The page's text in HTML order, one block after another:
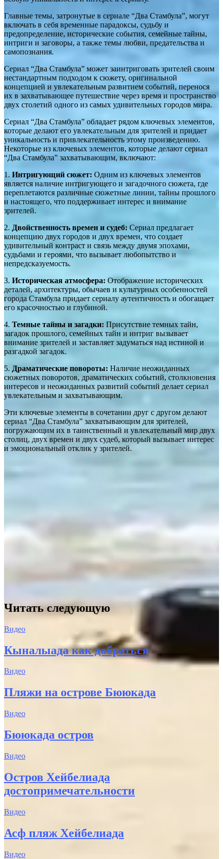
Главные темы, затронутые в сериале “Два Стамбула”, могут
включать в себя временные парадоксы, судьбу и
предопределение, исторические события, семейные тайны,
интриги и заговоры, а также темы любви, предательства и
самопознания.
Сериал “Два Стамбула” может заинтриговать зрителей своим
нестандартным подходом к сюжету, оригинальной
концепцией и увлекательным развитием событий, перенося
их в захватывающее путешествие через время и пространство
двух столетий одного из самых удивительных городов мира.
Сериал “Два Стамбула” обладает рядом ключевых элементов,
которые делают его увлекательным для зрителей и придает
уникальность и привлекательность этому произведению.
Некоторые из ключевых элементов, которые делают сериал
“Два Стамбула” захватывающим, включают:
1. Интригующий сюжет: Одним из ключевых элементов
является наличие интригующего и загадочного сюжета, где
переплетаются различные сюжетные линии, тайны прошлого
и настоящего, что поддерживает интерес и внимание
зрителей.
2. Двойственность времен и судеб: Сериал предлагает
концепцию двух городов и двух времен, что создает
удивительный контраст и связь между двумя эпохами,
судьбами и героями, что вызывает любопытство и
непредсказуемость.
3. Историческая атмосфера: Отображение исторических
деталей, архитектуры, обычаев и культурных особенностей
города Стамбула придает сериалу аутентичность и обогащает
его красочностью и глубиной.
4. Темные тайны и загадки: Присутствие темных тайн,
загадок прошлого, семейных тайн и интриг вызывает
внимание зрителей и заставляет задуматься над истиной и
разгадкой загадок.
5. Драматические повороты: Наличие неожиданных
сюжетных поворотов, драматических событий, столкновения
интересов и неожиданных развитий событий делает сериал
увлекательным и захватывающим.
Эти ключевые элементы в сочетании друг с другом делают
сериал “Два Стамбула” захватывающим для зрителей,
погружающим их в таинственный и увлекательный мир двух
столиц, двух времен и двух судеб, который вызывает интерес
и эмоциональный отклик у зрителей.
Читать следующую
Видео
Кыналыада как добраться
Видео
Пляжи на острове Бююкада
Видео
Бююкада остров
Видео
Остров Хейбелиада
достопримечательности
Видео
Асф пляж Хейбелиада
Видео